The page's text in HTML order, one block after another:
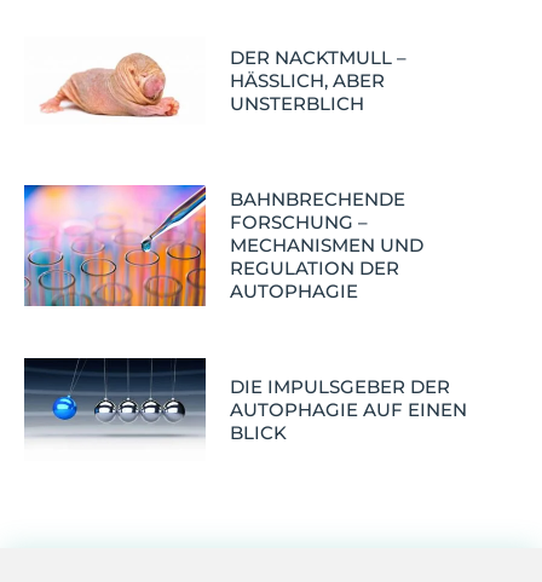
DER NACKTMULL –
HÄSSLICH, ABER
UNSTERBLICH
BAHNBRECHENDE
FORSCHUNG –
MECHANISMEN UND
REGULATION DER
AUTOPHAGIE
DIE IMPULSGEBER DER
AUTOPHAGIE AUF EINEN
BLICK